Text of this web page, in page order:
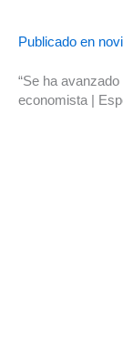
Publicado en
“Se ha
economista |